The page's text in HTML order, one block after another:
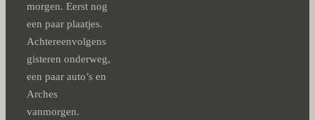
morgen. Eerst nog
een paar plaatjes.
Achtereenvolgens
gisteren onderweg,
een paar auto’s en
Arches
vanmorgen.